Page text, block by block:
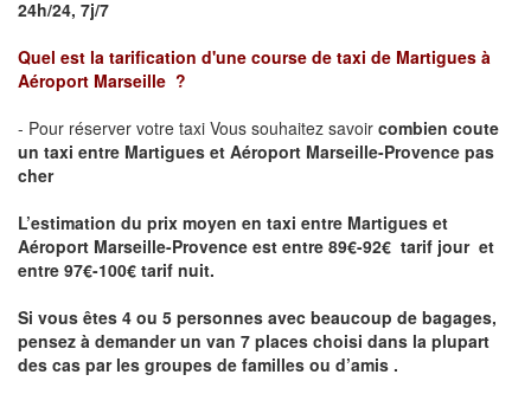
24h/24, 7j/7
Quel est la tarification d'une course de taxi de Martigues à
Aéroport Marseille ?
- Pour réserver votre taxi Vous souhaitez savoir combien coute
un taxi entre Martigues et Aéroport Marseille-Provence pas
cher
L’estimation du prix moyen en taxi entre Martigues et
Aéroport Marseille-Provence est entre 89€-92€ tarif jour et
entre 97€-100€ tarif nuit.
Si vous êtes 4 ou 5 personnes avec beaucoup de bagages,
pensez à demander un van 7 places choisi dans la plupart
des cas par les groupes de familles ou d’amis .